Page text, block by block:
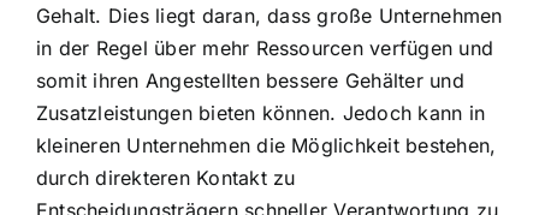
Gehalt. Dies liegt daran, dass große Unternehmen
in der Regel über mehr Ressourcen verfügen und
somit ihren Angestellten bessere Gehälter und
Zusatzleistungen bieten können. Jedoch kann in
kleineren Unternehmen die Möglichkeit bestehen,
durch direkteren Kontakt zu